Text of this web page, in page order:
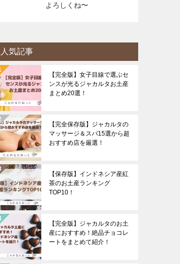
よろしくね〜
人気記事
【完全版】女子目線で選ぶセ
ンスが光るジャカルタお土産
まとめ20選！
【完全保存版】ジャカルタの
マッサージ＆スパ15選から超
おすすめ店を厳選！
【保存版】インドネシア産紅
茶のお土産ランキング
TOP10！
【完全版】ジャカルタのお土
産におすすめ！絶品チョコレ
ートをまとめて紹介！